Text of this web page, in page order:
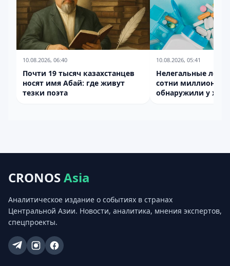
10.08.2026, 06:40
Почти 19 тысяч казахстанцев
носят имя Абай: где живут
тезки поэта
10.08.2026, 05:41
Нелегальные
сотни миллионов
обнаружили у
CRONOSAsia
Аналитическое издание о событиях в странах
Центральной Азии. Новости, аналитика, мнения экспертов,
спецпроекты.